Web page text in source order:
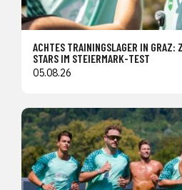
ACHTES TRAININGSLAGER IN GRAZ:
STARS IM STEIERMARK-TEST
05.08.26